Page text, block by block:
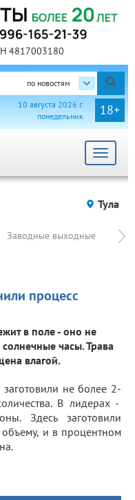
4817003180
по новостям
18+
10 августа 2026 г.
понедельник
Toggle
Тула
Заводные выходные
процесс
в поле - оно не
часы. Трава
влагой.
не более 2-
В лидерах -
Здесь заготовили
и в процентном